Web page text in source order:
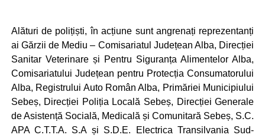
Alături de polițiști, în acțiune sunt angrenați reprezentanți
ai Gărzii de Mediu – Comisariatul Județean Alba, Direcției
Sanitar Veterinare și Pentru Siguranța Alimentelor Alba,
Comisariatului Județean pentru Protecția Consumatorului
Alba, Registrului Auto Român Alba, Primăriei Municipiului
Sebeș, Direcției Poliția Locală Sebeș, Direcției Generale
de Asistență Socială, Medicală și Comunitară Sebeș, S.C.
APA C.T.T.A. S.A și S.D.E. Electrica Transilvania Sud-